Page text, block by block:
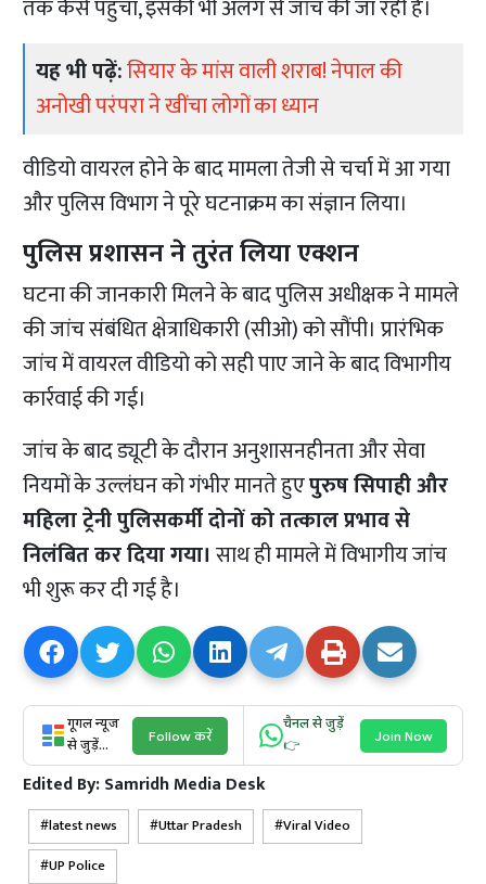
तक कैसे पहुंचा, इसकी भी अलग से जांच की जा रही है।
यह भी पढ़ें:सियार के मांस वाली शराब! नेपाल की
अनोखी परंपरा ने खींचा लोगों का ध्यान
वीडियो वायरल होने के बाद मामला तेजी से चर्चा में आ गया
और पुलिस विभाग ने पूरे घटनाक्रम का संज्ञान लिया।
पुलिस प्रशासन ने तुरंत लिया एक्शन
घटना की जानकारी मिलने के बाद पुलिस अधीक्षक ने मामले
की जांच संबंधित क्षेत्राधिकारी (सीओ) को सौंपी। प्रारंभिक
जांच में वायरल वीडियो को सही पाए जाने के बाद विभागीय
कार्रवाई की गई।
जांच के बाद ड्यूटी के दौरान अनुशासनहीनता और सेवा
नियमों के उल्लंघन को गंभीर मानते हुएपुरुष सिपाही और
महिला ट्रेनी पुलिसकर्मी दोनों को तत्काल प्रभाव से
निलंबित कर दिया गया। साथ ही मामले में विभागीय जांच
भी शुरू कर दी गई है।
गूगल न्यूज
से जुड़ें...
Follow करें
चैनल से जुड़ें
👉
Join Now
Edited By:Samridh Media Desk
latest news Uttar Pradesh
Viral Video
UP Police